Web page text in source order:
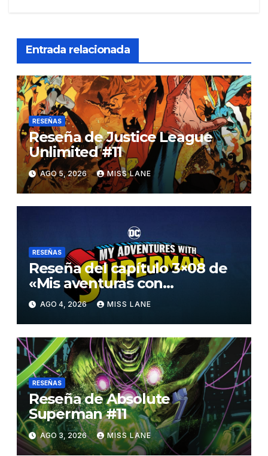
Entrada relacionada
RESEÑAS
Reseña de Justice League
Unlimited #11
AGO 5, 2026 MISS LANE
RESEÑAS
Reseña del capítulo 3×08 de
«Mis aventuras con
Superman»
AGO 4, 2026 MISS LANE
RESEÑAS
Reseña de Absolute
Superman #11
AGO 3, 2026 MISS LANE